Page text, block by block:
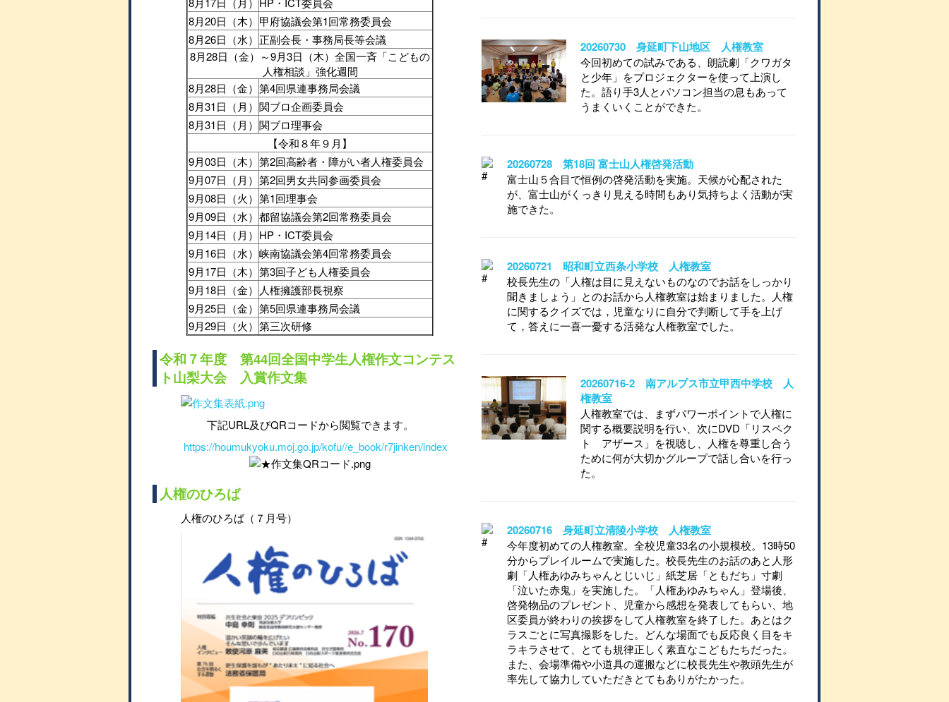
8月20日（木） 甲府協議会第1回常務委員会
8月26日（水） 正副会長・事務局長等会議
8月28日（金）～9月3日（木）全国一斉「こどもの
人権相談」強化週間
8月28日（金） 第4回県連事務局会議
8月31日（月） 関ブロ企画委員会
8月31日（月） 関ブロ理事会
【令和８年９月】
9月03日（木） 第2回高齢者・障がい者人権委員会
9月07日（月） 第2回男女共同参画委員会
9月08日（火） 第1回理事会
9月09日（水） 都留協議会第2回常務委員会
9月14日（月） HP・ICT委員会
9月16日（水） 峡南協議会第4回常務委員会
9月17日（木） 第3回子ども人権委員会
9月18日（金）
人権擁護部長視察
9月25日（金） 第5回県連事務局会議
9月29日（火） 第三次研修
令和７年度 第44回全国中学生人権作文コンテス
ト山梨大会 入賞作文集
下記URL及びQRコードから閲覧できます。
https://houmukyoku.moj.go.jp/kofu//e_book/r7jinken/index
人権のひろば
人権のひろば（７月号）
20260730 身延町下山地区 人権教室
今回初めての試みである、朗読劇「クワガタ
と少年」をプロジェクターを使って上演し
た。語り手3人とパソコン担当の息もあって
うまくいくことができた。
20260728 第18回 富士山人権啓発活動
富士山５合目で恒例の啓発活動を実施。天候が心配された
が、富士山がくっきり見える時間もあり気持ちよく活動が実
施できた。
20260721 昭和町立西条小学校 人権教室
校長先生の「人権は目に見えないものなのでお話をしっかり
聞きましょう」とのお話から人権教室は始まりました。人権
に関するクイズでは，児童なりに自分で判断して手を上げ
て，答えに一喜一憂する活発な人権教室でした。
20260716-2 南アルプス市立甲西中学校 人
権教室
人権教室では、まずパワーポイントで人権に
関する概要説明を行い、次にDVD「リスペク
ト アザース」を視聴し、人権を尊重し合う
ために何が大切かグループで話し合いを行っ
た。
20260716 身延町立清陵小学校 人権教室
今年度初めての人権教室。全校児童33名の小規模校。13時50
分からプレイルームで実施した。校長先生のお話のあと人形
劇「人権あゆみちゃんとじいじ」紙芝居「ともだち」寸劇
「泣いた赤鬼」を実施した。「人権あゆみちゃん」登場後、
啓発物品のプレゼント、児童から感想を発表してもらい、地
区委員が終わりの挨拶をして人権教室を終了した。あとはク
ラスごとに写真撮影をした。どんな場面でも反応良く目をキ
ラキラさせて、とても規律正しく素直なこどもたちだった。
また、会場準備や小道具の運搬などに校長先生や教頭先生が
率先して協力していただきとてもありがたかった。